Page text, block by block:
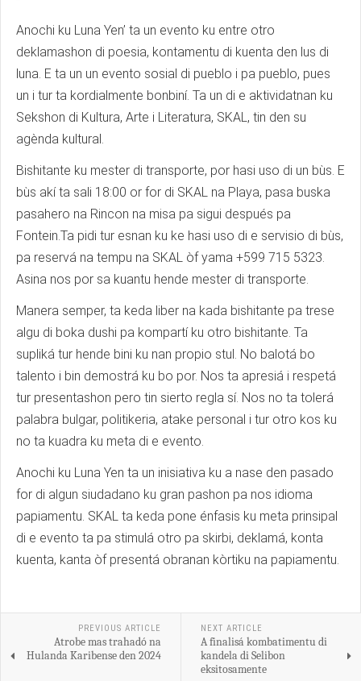
Anochi ku Luna Yen’ ta un evento ku entre otro
deklamashon di poesia, kontamentu di kuenta den lus di
luna. E ta un un evento sosial di pueblo i pa pueblo, pues
un i tur ta kordialmente bonbiní. Ta un di e aktividatnan ku
Sekshon di Kultura, Arte i Literatura, SKAL, tin den su
agènda kultural.
Bishitante ku mester di transporte, por hasi uso di un bùs. E
bùs akí ta sali 18:00 or for di SKAL na Playa, pasa buska
pasahero na Rincon na misa pa sigui después pa
Fontein.Ta pidi tur esnan ku ke hasi uso di e servisio di bùs,
pa reservá na tempu na SKAL òf yama +599 715 5323.
Asina nos por sa kuantu hende mester di transporte.
Manera semper, ta keda liber na kada bishitante pa trese
algu di boka dushi pa kompartí ku otro bishitante. Ta
supliká tur hende bini ku nan propio stul. No balotá bo
talento i bin demostrá ku bo por. Nos ta apresiá i respetá
tur presentashon pero tin sierto regla sí. Nos no ta tolerá
palabra bulgar, politikeria, atake personal i tur otro kos ku
no ta kuadra ku meta di e evento.
Anochi ku Luna Yen ta un inisiativa ku a nase den pasado
for di algun siudadano ku gran pashon pa nos idioma
papiamentu. SKAL ta keda pone énfasis ku meta prinsipal
di e evento ta pa stimulá otro pa skirbi, deklamá, konta
kuenta, kanta òf presentá obranan kòrtiku na papiamentu.
PREVIOUS ARTICLE
Atrobe mas trahadó na
Hulanda Karibense den 2024
NEXT ARTICLE
A finalisá kombatimentu di
kandela di Selibon
eksitosamente